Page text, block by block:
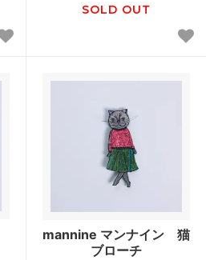
SOLD OUT
mannine マンナイン 猫
ブローチ